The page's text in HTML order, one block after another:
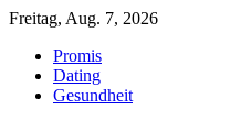
Freitag, Aug. 7, 2026
Promis
Dating
Gesundheit